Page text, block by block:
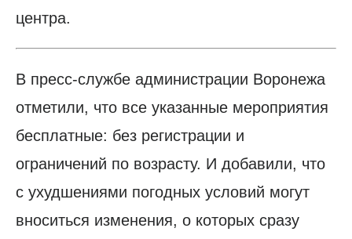
центра.
В пресс-службе администрации Воронежа
отметили, что все указанные мероприятия
бесплатные: без регистрации и
ограничений по возрасту. И добавили, что
с ухудшениями погодных условий могут
вноситься изменения, о которых сразу